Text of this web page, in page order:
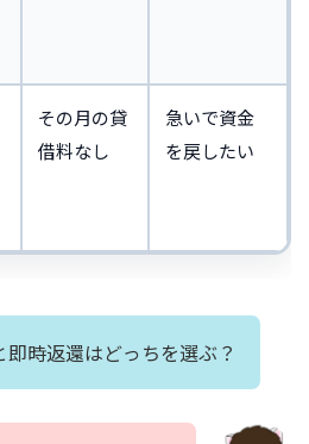
その月の貸
借料なし
急いで資金
を戻したい
即時返還はどっちを選ぶ？